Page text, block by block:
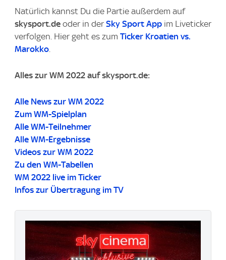
Natürlich kannst Du die Partie außerdem auf
skysport.de oder in der Sky Sport App im Liveticker
verfolgen. Hier geht es zum Ticker Kroatien vs.
Marokko.
Alles zur WM 2022 auf skysport.de:
Alle News zur WM 2022
Zum WM-Spielplan
Alle WM-Teilnehmer
Alle WM-Ergebnisse
Videos zur WM 2022
Zu den WM-Tabellen
WM 2022 live im Ticker
Infos zur Übertragung im TV